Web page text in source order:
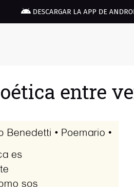
DESCARGAR LA APP DE
entre